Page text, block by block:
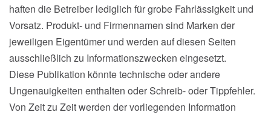
haften die Betreiber lediglich für grobe Fahrlässigkeit und
Vorsatz. Produkt- und Firmennamen sind Marken der
jeweiligen Eigentümer und werden auf diesen Seiten
ausschließlich zu Informationszwecken eingesetzt.
Diese Publikation könnte technische oder andere
Ungenauigkeiten enthalten oder Schreib- oder Tippfehler.
Von Zeit zu Zeit werden der vorliegenden Information